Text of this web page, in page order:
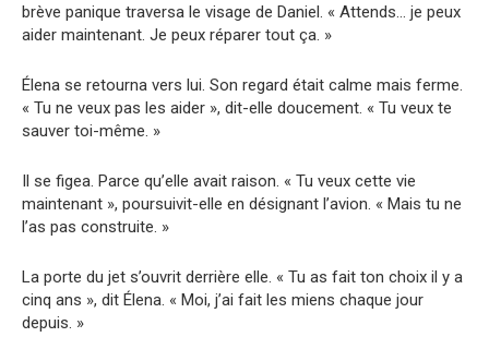
brève panique traversa le visage de Daniel. « Attends… je peux
aider maintenant. Je peux réparer tout ça. »
Élena se retourna vers lui. Son regard était calme mais ferme.
« Tu ne veux pas les aider », dit-elle doucement. « Tu veux te
sauver toi-même. »
Il se figea. Parce qu’elle avait raison. « Tu veux cette vie
maintenant », poursuivit-elle en désignant l’avion. « Mais tu ne
l’as pas construite. »
La porte du jet s’ouvrit derrière elle. « Tu as fait ton choix il y a
cinq ans », dit Élena. « Moi, j’ai fait les miens chaque jour
depuis. »